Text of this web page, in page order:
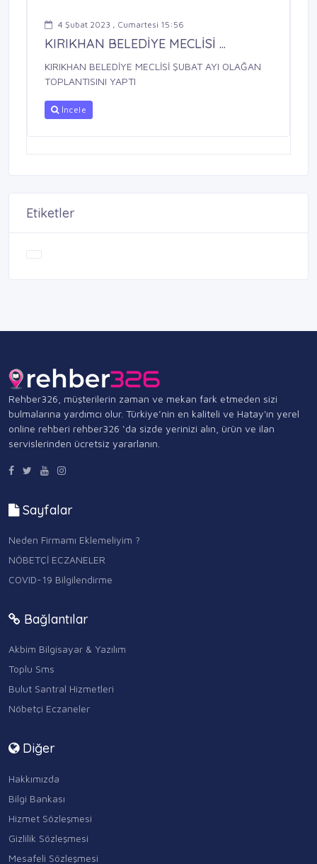
4 Şubat 2023 , Cumartesi 15:56
KIRIKHAN BELEDİYE MECLİSİ ...
KIRIKHAN BELEDİYE MECLİSİ ŞUBAT AYI OLAĞAN
TOPLANTISINI YAPTI
İncele
Etiketler
Rehber326, müşterilerin zaman ve mekan fark etmeden sizi
bulmalarına yardımcı olur. Türkiye’nin en kaliteli ve Hatay'ın yerel
online rehberi rehber326 ‘da sizde yerinizi alın, ürün ve ilan
servislerinden ücretsiz yararlanın.
Sayfalar
Neden Firmamı Eklemeliyim ?
NÖBETÇİ ECZANELER
COVID-19 Bilgilendirme
Bağlantılar
Akbim Bilgisayar & Yazılım
Toplu Sms
Bulut Santral Hizmetleri
Nöbetçi Eczaneler
Diğer
Hakkımızda
Bilgi Bankası
Hizmet Sözleşmesi
Gizlilik Sözleşmesi
Mesafeli Sözleşmesi